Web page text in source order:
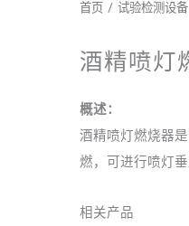
首页 / 试验检测设备
酒精喷灯
概述：
酒精喷灯燃烧器
燃，可进行喷灯
相关产品